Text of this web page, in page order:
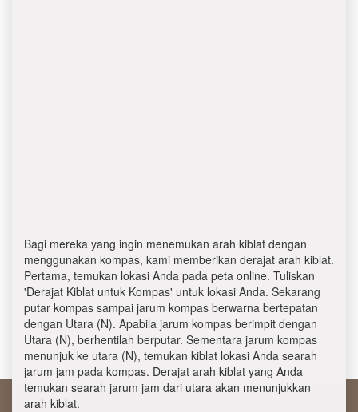
Bagi mereka yang ingin menemukan arah kiblat dengan
menggunakan kompas, kami memberikan derajat arah kiblat.
Pertama, temukan lokasi Anda pada peta online. Tuliskan
'Derajat Kiblat untuk Kompas' untuk lokasi Anda. Sekarang
putar kompas sampai jarum kompas berwarna bertepatan
dengan Utara (N). Apabila jarum kompas berimpit dengan
Utara (N), berhentilah berputar. Sementara jarum kompas
menunjuk ke utara (N), temukan kiblat lokasi Anda searah
jarum jam pada kompas. Derajat arah kiblat yang Anda
temukan searah jarum jam dari utara akan menunjukkan
arah kiblat.